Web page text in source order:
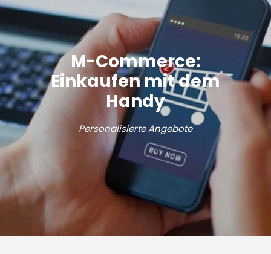
M-Commerce:
Einkaufen mit dem
Handy
Personalisierte Angebote